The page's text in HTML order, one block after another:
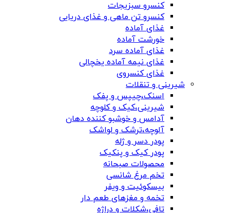
کنسرو سبزیجات
کنسرو تن ماهی و غذای دریایی
غذای آماده
خورشت آماده
غذای آماده سرد
غذای نیمه آماده یخچالی
غذای کنسروی
شیرینی و تنقلات
اسنک،چیپس و پفک
شیرینی،کیک و کلوچه
آدامس و خوشبو کننده دهان
آلوچه،ترشک و لواشک
پودر دسر و ژله
پودر کیک و پنکیک
محصولات صبحانه
تخم مرغ شانسی
بیسکوئیت و ویفر
تخمه و مغزهای طعم دار
تافی،شکلات و دراژه